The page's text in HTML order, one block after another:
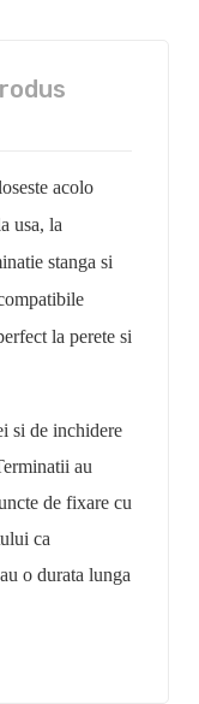
acolo
usa, la
stanga si
la perete si
si de inchidere
au
de fixare cu
ca
o durata lunga